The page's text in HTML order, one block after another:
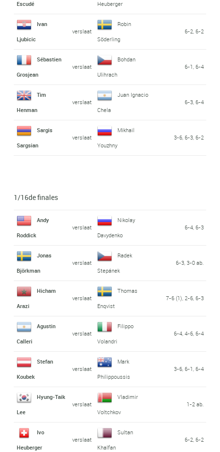
Escudé Heuberger
Ivan
Ljubicic
verslaat
Robin
Söderling
6-2, 6-2
Sébastien
Grosjean
verslaat
Bohdan
Ulihrach
6-1, 6-4
Tim
Henman
verslaat
Juan Ignacio
Chela
6-3, 6-4
Sargis
Sargsian
verslaat
Mikhail
Youzhny
3-6, 6-3, 6-2
1/16de finales
Andy
Roddick
verslaat
Nikolay
Davydenko
6-4, 6-3
Jonas
Björkman
verslaat
Radek
Stepánek
6-3, 3-0 ab.
Hicham
Arazi
verslaat
Thomas
Enqvist
7-6 (1), 2-6, 6-3
Agustin
Calleri
verslaat
Filippo
Volandri
6-4, 4-6, 6-4
Stefan
Koubek
verslaat
Mark
Philippoussis
3-6, 6-1, 6-4
Hyung-Taik
Lee
verslaat
Vladimir
Voltchkov
1-2 ab.
Ivo
Heuberger
verslaat
Sultan
Khalfan
6-2, 6-2